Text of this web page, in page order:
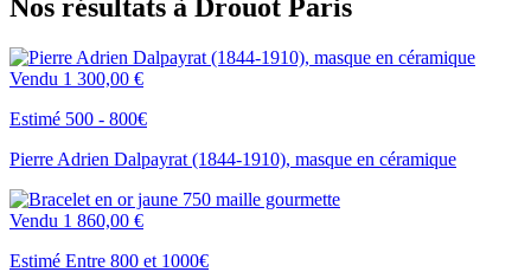
Nos résultats à Drouot Paris
Vendu 1 300,00 €
Estimé 500 - 800€
Pierre Adrien Dalpayrat (1844-1910), masque en céramique
Vendu 1 860,00 €
Estimé Entre 800 et 1000€